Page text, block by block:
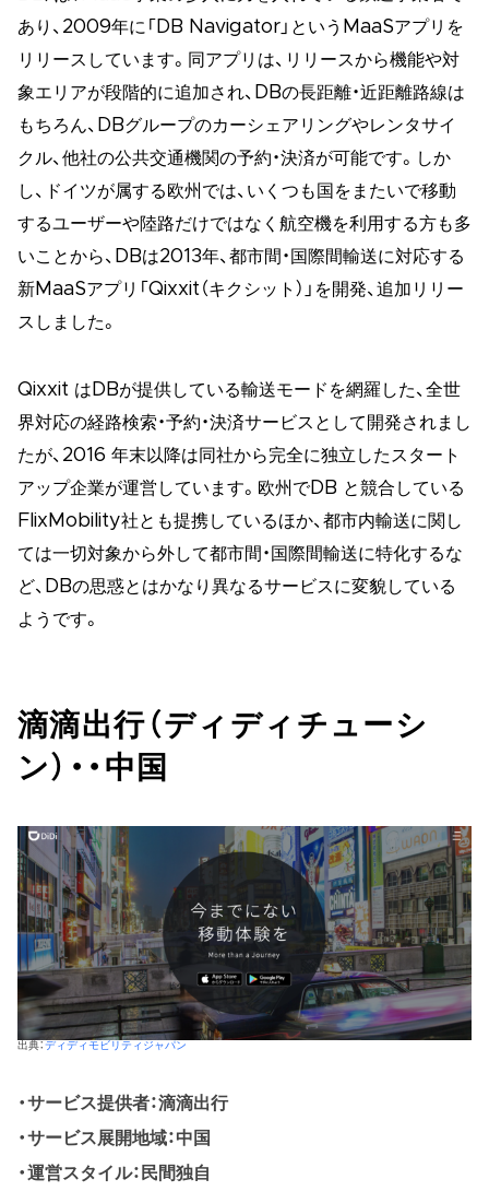
あり、2009年に「DB Navigator」というMaaSアプリを
リリースしています。同アプリは、リリースから機能や対
象エリアが段階的に追加され、DBの長距離・近距離路線は
もちろん、DBグループのカーシェアリングやレンタサイ
クル、他社の公共交通機関の予約・決済が可能です。しか
し、ドイツが属する欧州では、いくつも国をまたいで移動
するユーザーや陸路だけではなく航空機を利用する方も多
いことから、DBは2013年、都市間・国際間輸送に対応する
新MaaSアプリ「Qixxit（キクシット）」を開発、追加リリー
スしました。
Qixxit はDBが提供している輸送モードを網羅した、全世
界対応の経路検索・予約・決済サービスとして開発されまし
たが、2016 年末以降は同社から完全に独立したスタート
アップ企業が運営しています。欧州でDB と競合している
FlixMobility社とも提携しているほか、都市内輸送に関し
ては一切対象から外して都市間・国際間輸送に特化するな
ど、DBの思惑とはかなり異なるサービスに変貌している
ようです。
滴滴出行（ディディチューシ
ン）・・中国
出典： ディディモビリティジャパン
サービス提供者：滴滴出行
サービス展開地域：中国
運営スタイル：民間独自